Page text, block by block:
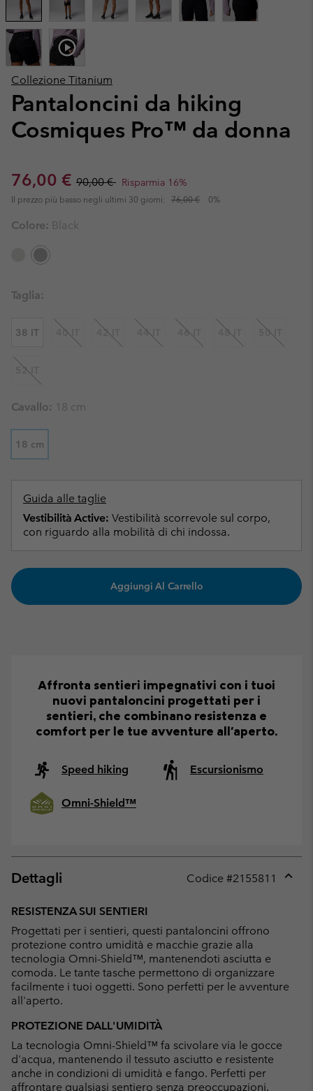
Collezione Titanium
Pantaloncini da hiking
Cosmiques Pro™ da donna
Sale price:
76,00 € Regular price:
90,00 € Risparmia 16%
Il prezzo più basso negli ultimi 30 giorni: 76,00 € 0%
Colore: Black
Taglia:
38 IT 40 IT 42 IT 44 IT 46 IT 48 IT 50 IT
52 IT
Cavallo: 18 cm
18 cm
Guida alle taglie
Vestibilità Active: Vestibilità scorrevole sul corpo,
con riguardo alla mobilità di chi indossa.
Aggiungi Al Carrello
Affronta sentieri impegnativi con i tuoi
nuovi pantaloncini progettati per i
sentieri, che combinano resistenza e
comfort per le tue avventure all'aperto.
Speed hiking Escursionismo
Omni-Shield™
Dettagli Codice #2155811
RESISTENZA SUI SENTIERI
Progettati per i sentieri, questi pantaloncini offrono
protezione contro umidità e macchie grazie alla
tecnologia Omni-Shield™, mantenendoti asciutta e
comoda. Le tante tasche permettono di organizzare
facilmente i tuoi oggetti. Sono perfetti per le avventure
all'aperto.
PROTEZIONE DALL'UMIDITÀ
La tecnologia Omni-Shield™ fa scivolare via le gocce
d'acqua, mantenendo il tessuto asciutto e resistente
anche in condizioni di umidità e fango. Perfetti per
affrontare qualsiasi sentiero senza preoccupazioni.